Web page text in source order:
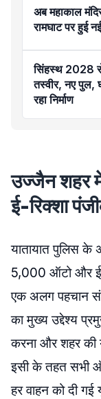
अब महाकाल
रामघाट पर हुई
सिंहस्थ 2028
तस्वीर, नए पुल,
रहा निर्माण
उज्जैन शहर
ई-रिक्शा
यातायात पुलिस के
5,000 ऑटो और ई-
एक अलग पहचान
का मुख्य उद्देश्य
करना और शहर की
इसी के तहत सभी
हर वाहन को दी